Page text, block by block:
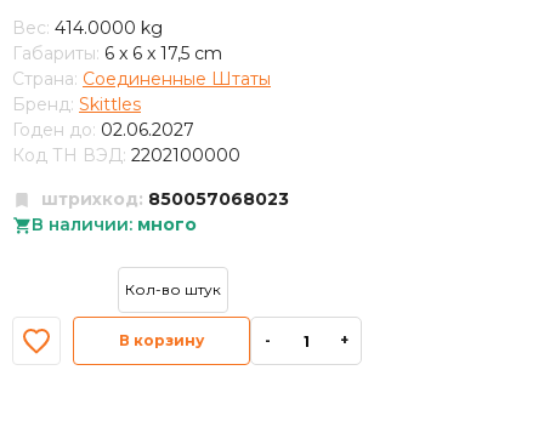
Вес: 414.0000 kg
Габариты: 6 x 6 x 17,5 cm
Страна: Соединенные Штаты
Бренд: Skittles
Годен до: 02.06.2027
Код ТН ВЭД: 2202100000
штрихкод: 850057068023
В наличии: много
В корзину - +